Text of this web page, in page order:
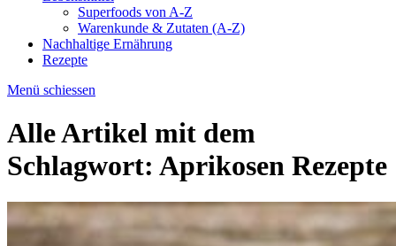
Superfoods von A-Z
Warenkunde & Zutaten (A-Z)
Nachhaltige Ernährung
Rezepte
Menü schiessen
Alle Artikel mit dem
Schlagwort: Aprikosen Rezepte